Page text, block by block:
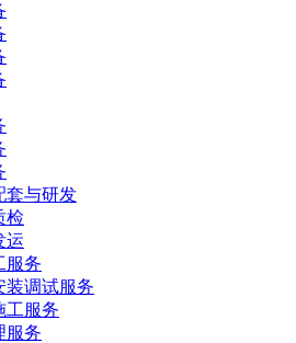
套与研发
检
运
服务
装调试服务
工服务
服务